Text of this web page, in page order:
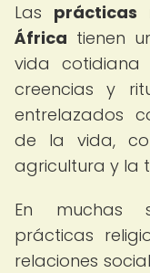
Las prácticas
África tienen
vida cotidiana
creencias y
entrelazados
de la vida,
agricultura y la
En muchas
prácticas
relaciones